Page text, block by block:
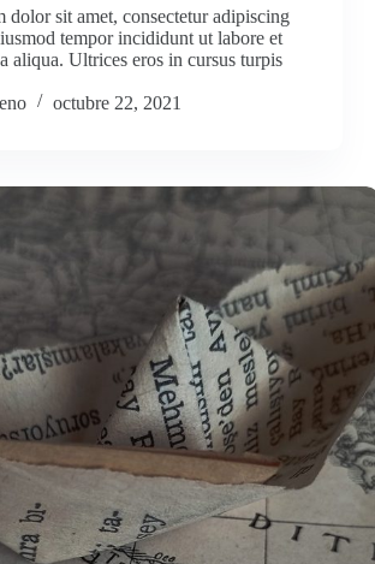
dolor sit amet, consectetur adipiscing
tempor incididunt ut labore et
aliqua. Ultrices eros in cursus turpis
octubre 22, 2021